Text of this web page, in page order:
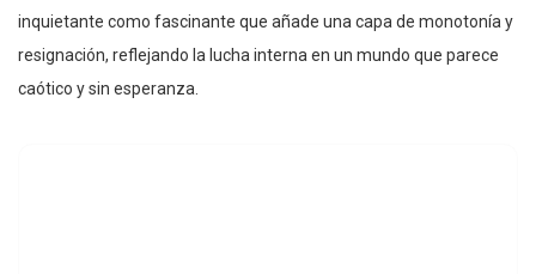
inquietante como fascinante que añade una capa de monotonía y
resignación, reflejando la lucha interna en un mundo que parece
caótico y sin esperanza.